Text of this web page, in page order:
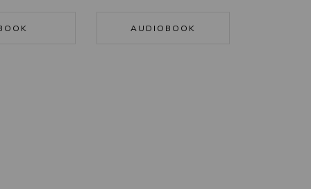
AUDIOBOOK